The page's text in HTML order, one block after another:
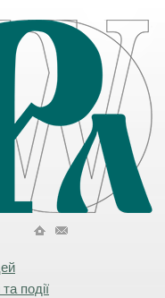
події